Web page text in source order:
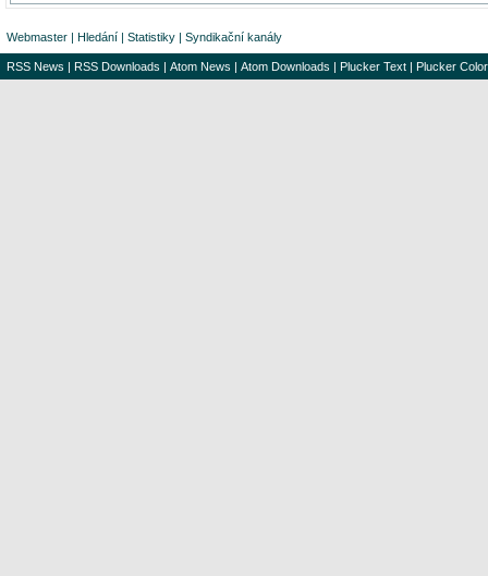
Webmaster | Hledání | Statistiky | Syndikační kanály
RSS News | RSS Downloads | Atom News | Atom Downloads | Plucker Text | Plucker Color